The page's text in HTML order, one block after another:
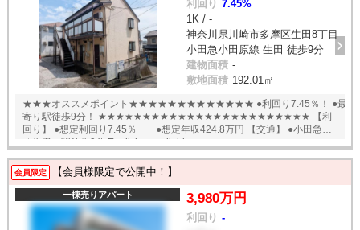
利回り 7.45%
1K / -
神奈川県川崎市多摩区生田8丁目
小田急小田原線 生田 徒歩9分
建物面積 -
敷地面積 192.01㎡
★★★オススメポイント★★★★★★★★★★★★★ ●利回り7.45％！ ●最
寄り駅徒歩9分！ ★★★★★★★★★★★★★★★★★★★★★★★★ 【利
回り】 ●想定利回り7.45％ ●想定年収424.8万円 【交通】 ●小田急線
「生田」駅徒歩9分 English available
会員限定 【会員様限定で公開中！】
一棟売りアパート 3,980万円
利回り -